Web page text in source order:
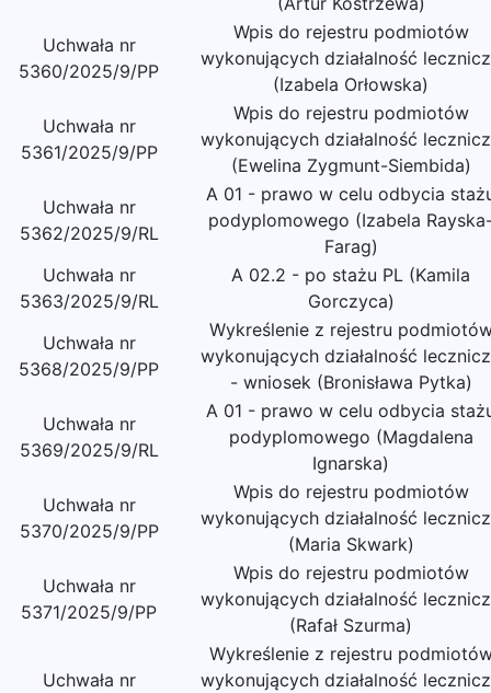
Uchwała nr
5360/2025/9/PP
Wpis do rejestru podmiotów
wykonujących działalność
(Izabela Orłowska)
Uchwała nr
5361/2025/9/PP
Wpis do rejestru podmiotów
wykonujących działalność
(Ewelina Zygmunt-Siembida)
Uchwała nr
5362/2025/9/RL
A 01 - prawo w celu odbycia
podyplomowego (Izabela
Farag)
Uchwała nr
5363/2025/9/RL
A 02.2 - po stażu PL (Kamila
Gorczyca)
Uchwała nr
5368/2025/9/PP
Wykreślenie z rejestru
wykonujących działalność
- wniosek (Bronisława Pytka)
Uchwała nr
5369/2025/9/RL
A 01 - prawo w celu odbycia
podyplomowego (Magdalena
Ignarska)
Uchwała nr
5370/2025/9/PP
Wpis do rejestru podmiotów
wykonujących działalność
(Maria Skwark)
Uchwała nr
5371/2025/9/PP
Wpis do rejestru podmiotów
wykonujących działalność
(Rafał Szurma)
Uchwała nr
Wykreślenie z rejestru
wykonujących działalność